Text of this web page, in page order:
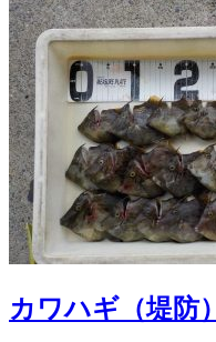
カワハギ（堤防）